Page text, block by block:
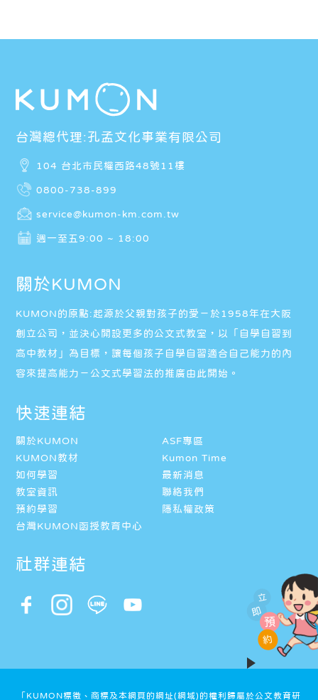
立
即
預
約
台灣總代理:孔孟文化事業有限公司
104 台北市民權西路48號11樓
0800-738-899
service@kumon-km.com.tw
週一至五9:00 ~ 18:00
關於KUMON
KUMON的原點:起源於父親對孩子的愛－於1958年在大阪
創立公司，並決心開設更多的公文式教室，以「自學自習到
高中教材」為目標，讓每個孩子自學自習適合自己能力的內
容來提高能力－公文式學習法的推廣由此開始。
快速連結
關於KUMON
ASF專區
KUMON教材
Kumon Time
如何學習
最新消息
教室資訊
聯絡我們
預約學習
隱私權政策
台灣KUMON函授教育中心
社群連結
「KUMON標徵、商標及本網頁的網址(網域)的權利歸屬於公文教育研